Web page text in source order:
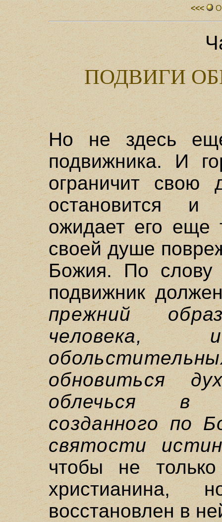
<<<
ПОДВИГИ
Но не здесь
подвижника. И
ограничит свою
остановится и
ожидает его еще
своей душе
Божия. По слову
подвижник
прежний
человека,
обновиться
облечься в
созданного по
святости
чтобы не
восстановлен в